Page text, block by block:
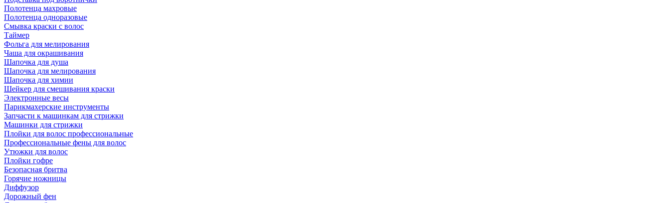
Полотенца махровые
Полотенца одноразовые
Смывка краски с волос
Таймер
Фольга для мелирования
Чаша для окрашивания
Шапочка для душа
Шапочка для мелирования
Шапочка для химии
Шейкер для смешивания краски
Электронные весы
Парикмахерские инструменты
Запчасти к машинкам для стрижки
Машинки для стрижки
Плойки для волос профессиональные
Профессиональные фены для волос
Утюжки для волос
Плойки гофре
Безопасная бритва
Горячие ножницы
Диффузор
Дорожный фен